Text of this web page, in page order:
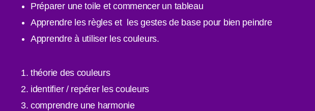
Préparer une toile et commencer un tableau
Apprendre les règles et les gestes de base pour bien peindre
Apprendre à utiliser les couleurs.
théorie des couleurs
identifier / repérer les couleurs
comprendre une harmonie